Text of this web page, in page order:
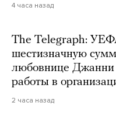
4 часа назад
The Telegraph:
шестизначную
любовнице Джанни
работы в
2 часа назад